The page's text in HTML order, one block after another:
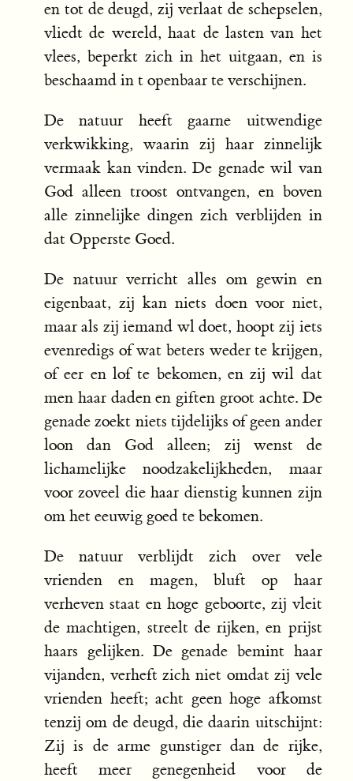
en tot de deugd, zij verlaat de schepselen,
vliedt de wereld, haat de lasten van het
vlees, beperkt zich in het uitgaan, en is
beschaamd in t openbaar te verschijnen.
De natuur heeft gaarne uitwendige
verkwikking, waarin zij haar zinnelijk
vermaak kan vinden. De genade wil van
God alleen troost ontvangen, en boven
alle zinnelijke dingen zich verblijden in
dat Opperste Goed.
De natuur verricht alles om gewin en
eigenbaat, zij kan niets doen voor niet,
maar als zij iemand wl doet, hoopt zij iets
evenredigs of wat beters weder te krijgen,
of eer en lof te bekomen, en zij wil dat
men haar daden en giften groot achte. De
genade zoekt niets tijdelijks of geen ander
loon dan God alleen; zij wenst de
lichamelijke noodzakelijkheden, maar
voor zoveel die haar dienstig kunnen zijn
om het eeuwig goed te bekomen.
De natuur verblijdt zich over vele
vrienden en magen, bluft op haar
verheven staat en hoge geboorte, zij vleit
de machtigen, streelt de rijken, en prijst
haars gelijken. De genade bemint haar
vijanden, verheft zich niet omdat zij vele
vrienden heeft; acht geen hoge afkomst
tenzij om de deugd, die daarin uitschijnt:
Zij is de arme gunstiger dan de rijke,
heeft meer genegenheid voor de